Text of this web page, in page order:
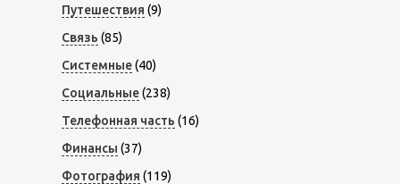
Путешествия (9)
Связь (85)
Системные(40)
Социальные(238)
Телефонная часть (16)
Финансы (37)
Фотография (119)